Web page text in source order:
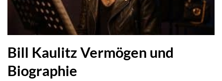
Bill Kaulitz Vermögen und
Biographie